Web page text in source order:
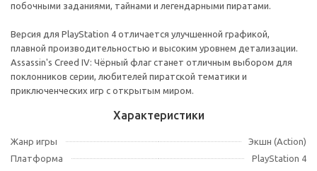
побочными заданиями, тайнами и легендарными пиратами.
Версия для PlayStation 4 отличается улучшенной графикой,
плавной производительностью и высоким уровнем детализации.
Assassin's Creed IV: Чёрный флаг станет отличным выбором для
поклонников серии, любителей пиратской тематики и
приключенческих игр с открытым миром.
Характеристики
Жанр игры
Экшн (Action)
Платформа
PlayStation 4